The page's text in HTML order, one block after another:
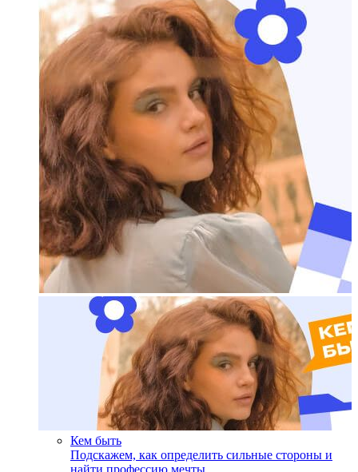
Кем быть
Подскажем, как определить сильные стороны и
найти профессию мечты